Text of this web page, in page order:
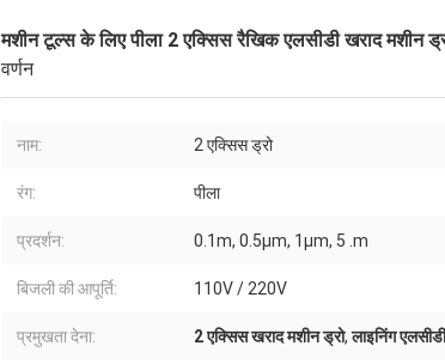
मशीन टूल्स के लिए पीला 2 एक्सिस रैखिक एलसीडी खराद मशीन
वर्णन
नाम: 2 एक्सिस ड्रो
रंग: पीला
प्रदर्शन: 0.1m, 0.5µm, 1µm, 5 .m
बिजली की आपूर्ति: 110V / 220V
प्रमुखता देना: 2 एक्सिस खराद मशीन ड्रो,लाइनिंग